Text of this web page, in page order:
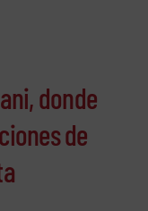
donde
de